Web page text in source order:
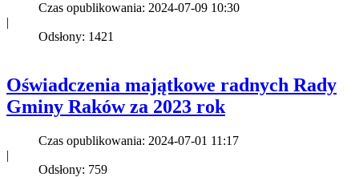
Czas opublikowania: 2024-07-09 10:30
|
Odsłony: 1421
Oświadczenia majątkowe radnych Rady
Gminy Raków za 2023 rok
Czas opublikowania: 2024-07-01 11:17
|
Odsłony: 759